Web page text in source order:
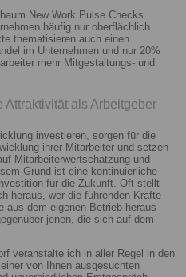
New Work Pulse Checks
häufig nur oberflächlich
thematisieren auch einen
im Unternehmen und nur 20%
mehr Mitgestaltungs- und
Attraktivität als Arbeitgeber
investieren, sorgen für die
ihrer Mitarbeiter und setzen
Mitarbeiterwertschätzung und
Grund ist eine kontinuierliche
für die Zukunft. Oft stellt
heraus, wer die führenden Kräfte
aus dem eigenen Betrieb heraus
jenen, die sich auf dem
veranstalte ich in aller Regel in den
von Ihnen ausgesuchten